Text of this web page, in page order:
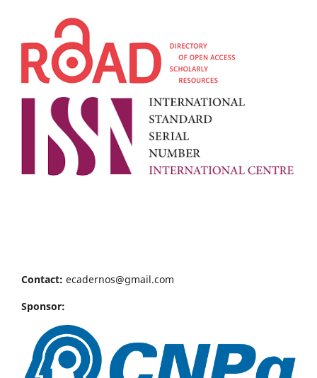
Contact: ecadernos@gmail.com
Sponsor: